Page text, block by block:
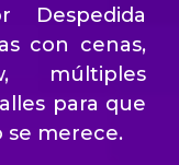
Despedida
con cenas,
múltiples
para que
se merece.